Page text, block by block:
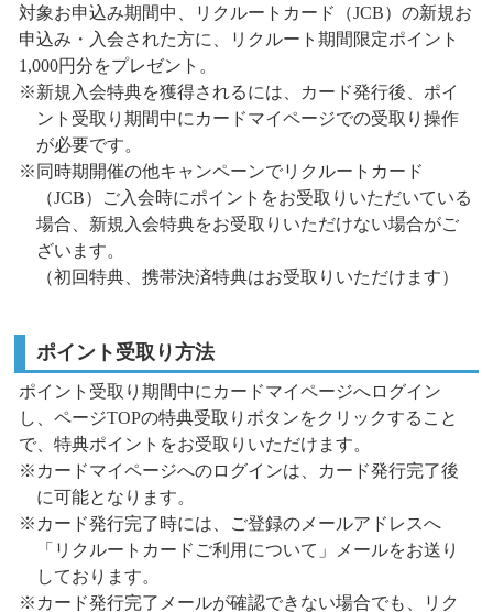
対象お申込み期間中、リクルートカード（JCB）の新規お
申込み・入会された方に
、リクルート期間限定ポイント
1,000円分をプレゼント。
※新規入会特典を獲得されるには、カード発行後、ポイ
ント受取り期間中にカードマイページでの受取り操作
が必要です。
※同時期開催の他キャンペーンでリクルートカード
（JCB）ご入会時にポイントをお受取りいただいている
場合、新規入会特典をお受取りいただけない場合がご
ざいます。
（初回特典、携帯決済特典はお受取りいただけます）
ポイント受取り方法
ポイント受取り期間中にカードマイページへログイン
し、ページTOPの特典受取りボタンをクリックすること
で、特典ポイントをお受取りいただけます。
※カードマイページへのログインは、カード発行完了後
に可能となります。
※カード発行完了時には、ご登録のメールアドレスへ
「リクルートカードご利用について」メールをお送り
しております。
※カード発行完了メールが確認できない場合でも、リク